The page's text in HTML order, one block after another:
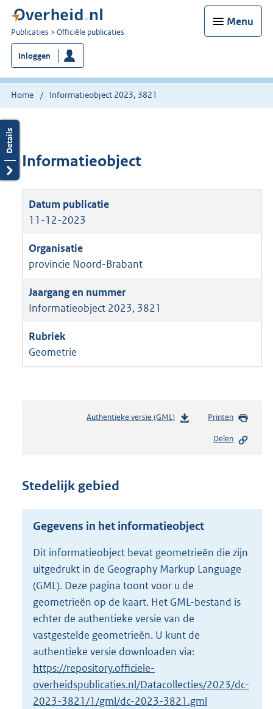
Menu
U
bent
nu
hier:
Publicaties Officiële publicaties
Inloggen
Home Informatieobject 2023, 3821
Informatieobject
11-12-2023
provincie Noord-Brabant
Informatieobject 2023, 3821
Geometrie
Authentieke versie (GML)b
s
r
o
t
t
e
4
3
K
Printen
Delen
Stedelijk gebied
Gegevens in het informatieobject
Dit informatieobject bevat geometrieën die zijn
uitgedrukt in de Geography Markup Language
(GML). Deze pagina toont voor u de
geometrieën op de kaart. Het GML-bestand is
echter de authentieke versie van de
vastgestelde geometrieën. U kunt de
authentieke versie downloaden via:
https://repository.officiele-
overheidspublicaties.nl/Datacollecties/2023/dc-
2023-3821/1/gml/dc-2023-3821.gml